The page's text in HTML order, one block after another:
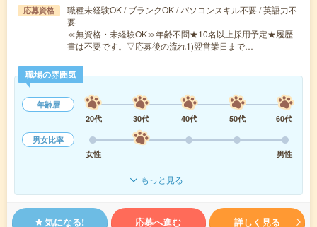
応募資格
職種未経験OK / ブランクOK / パソコンスキル不要 / 英語力不
要
≪無資格・未経験OK≫年齢不問★10名以上採用予定★履歴
書は不要です。▽応募後の流れ1)翌営業日まで…
職場の雰囲気
年齢層
20代
30代 40代 50代
60代
男女比率
女性
男性
もっと見る
気になる! 応募へ進む 詳しく見る